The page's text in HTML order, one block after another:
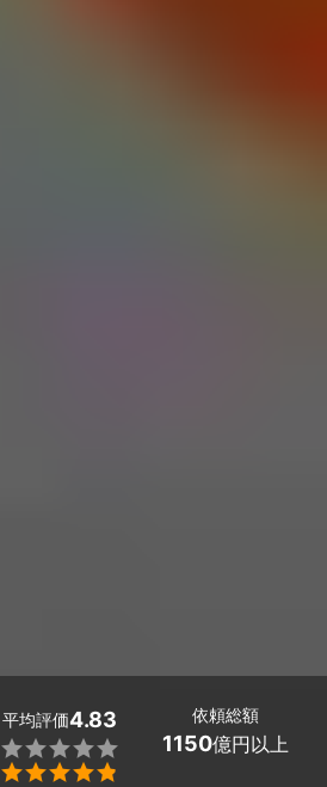
平均評価4.83


依頼総額
1150億円以上